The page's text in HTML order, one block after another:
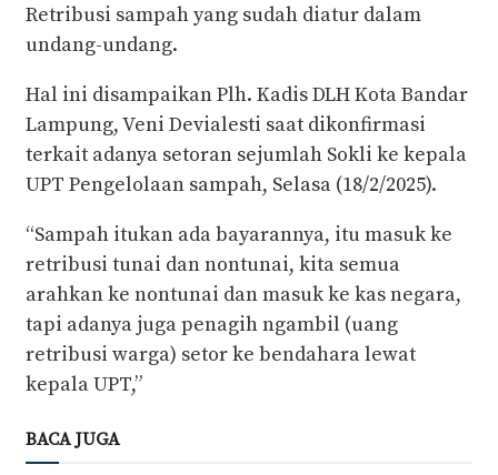
Retribusi sampah yang sudah diatur dalam
undang-undang.
Hal ini disampaikan Plh. Kadis DLH Kota Bandar
Lampung, Veni Devialesti saat dikonfirmasi
terkait adanya setoran sejumlah Sokli ke kepala
UPT Pengelolaan sampah, Selasa (18/2/2025).
“Sampah itukan ada bayarannya, itu masuk ke
retribusi tunai dan nontunai, kita semua
arahkan ke nontunai dan masuk ke kas negara,
tapi adanya juga penagih ngambil (uang
retribusi warga) setor ke bendahara lewat
kepala UPT,”
BACA JUGA